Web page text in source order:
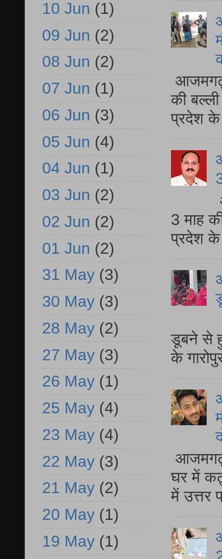
आजमगढ़
की
प्रदेश
3 माह
प्रदेश
डूबने से
के
घर में
में
10 Jun (1)
09 Jun (2)
08 Jun (2)
07 Jun (1)
06 Jun (3)
05 Jun (4)
04 Jun (1)
03 Jun (2)
02 Jun (2)
01 Jun (2)
31 May (3)
30 May (3)
28 May (2)
27 May (3)
26 May (1)
25 May (4)
23 May (4)
22 May (3)
21 May (2)
20 May (1)
19 May (1)